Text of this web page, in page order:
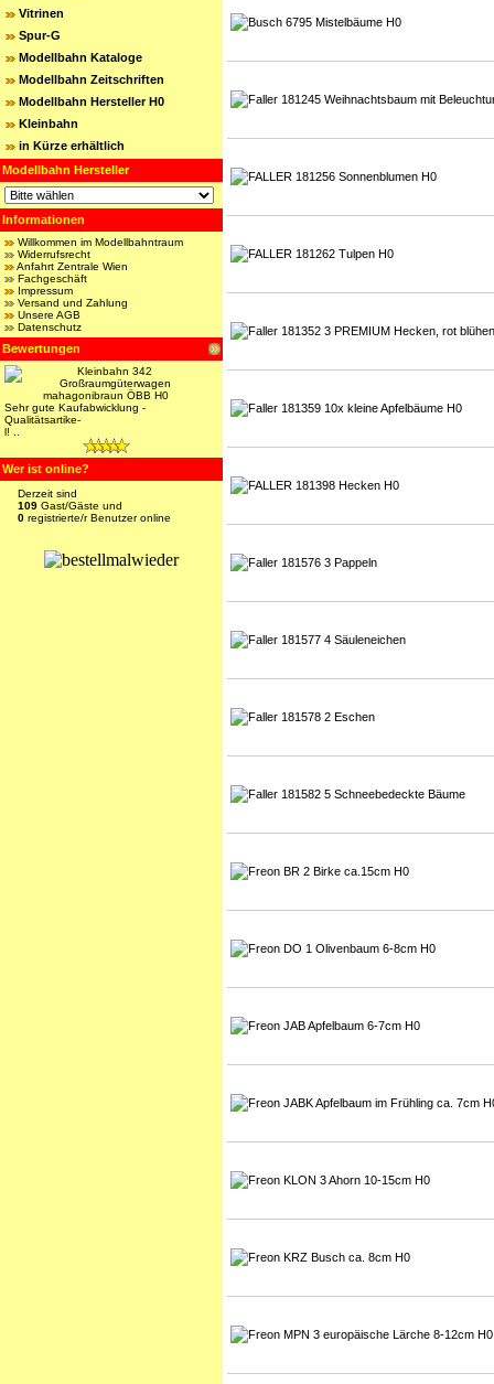
Vitrinen
Spur-G
Modellbahn Kataloge
Modellbahn Zeitschriften
Modellbahn Hersteller H0
Kleinbahn
in Kürze erhältlich
Modellbahn Hersteller
Informationen
Willkommen im Modellbahntraum
Widerrufsrecht
Anfahrt Zentrale Wien
Fachgeschäft
Impressum
Versand und Zahlung
Unsere AGB
Datenschutz
Bewertungen
Sehr gute Kaufabwicklung -
Qualitätsartike-
l! ..
Wer ist online?
Derzeit sind
109 Gast/Gäste und
0 registrierte/r Benutzer online